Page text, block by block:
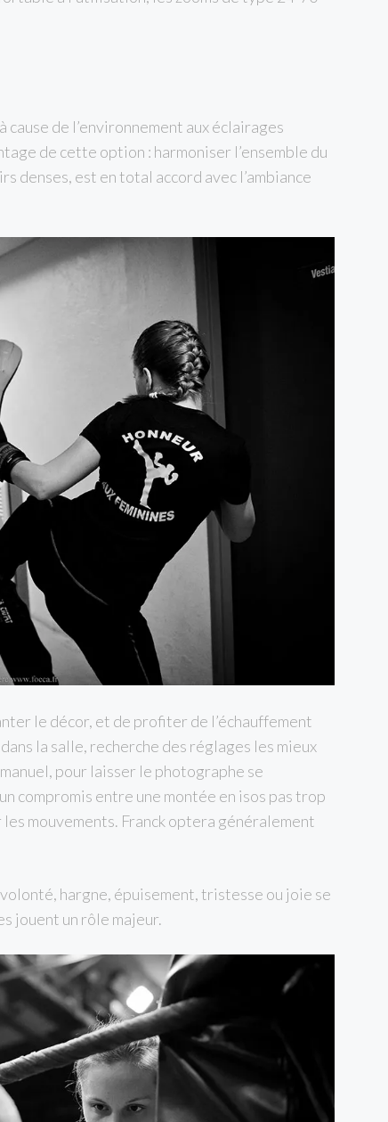
cause de l’environnement aux éclairages
de cette option : harmoniser l’ensemble du
denses, est en total accord avec l’ambiance
le décor, et de profiter de l’échauffement
la salle, recherche des réglages les mieux
pour laisser le photographe se
compromis entre une montée en isos pas trop
mouvements. Franck optera généralement
hargne, épuisement, tristesse ou joie se
jouent un rôle majeur.